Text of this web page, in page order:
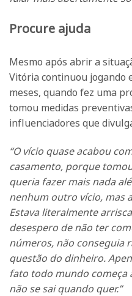
Procure ajuda
Mesmo após abrir a
Vitória continuou jogando
meses, quando fez uma
tomou medidas
influenciadores que
“O vício quase acabou
casamento, porque
queria fazer mais nada
nenhum outro vício, mas
Estava literalmente
desespero de não ter
números, não conseguia
questão do dinheiro.
fato todo mundo começa
não se sai quando quer.”